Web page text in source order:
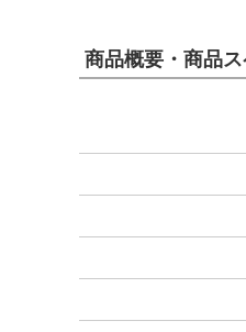
商品概要・商品ス